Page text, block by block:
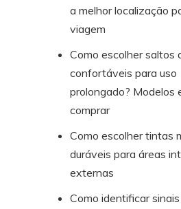
a melhor localização
viagem
Como escolher saltos
confortáveis para uso
prolongado? Modelos
comprar
Como escolher tintas
duráveis para áreas
externas
Como identificar